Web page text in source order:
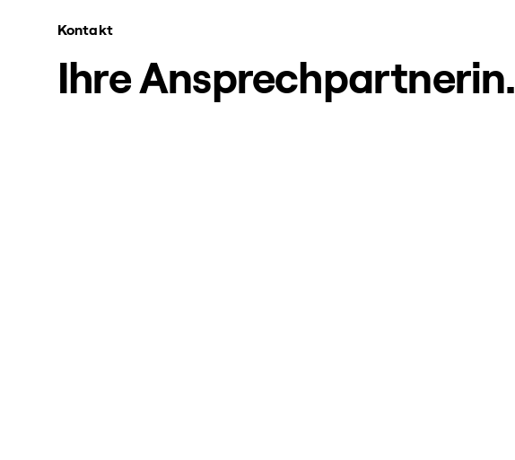
Kontakt
Ihre Ansprechpartnerin.